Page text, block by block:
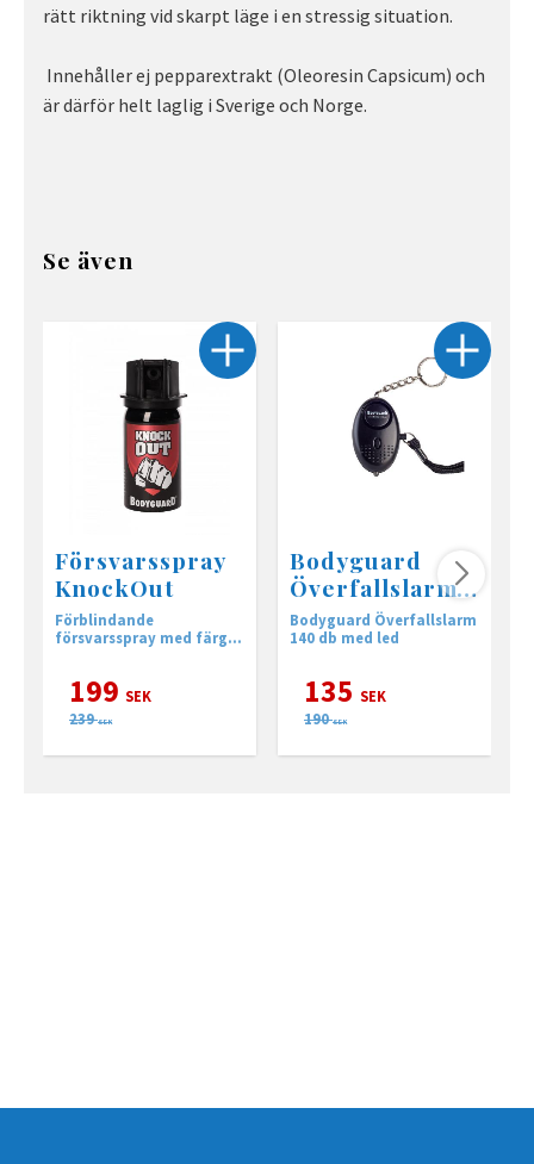
rätt riktning vid skarpt läge i en stressig situation.
Innehåller ej pepparextrakt (Oleoresin Capsicum) och
är därför helt laglig i Sverige och Norge.
Se även
Försvarsspray
KnockOut
Förblindande
försvarsspray med färg +
199 SEK
239 SEK
Bodyguard
Överfallslarm
Screamer
Bodyguard Överfallslarm
140 db med led
135 SEK
190 SEK